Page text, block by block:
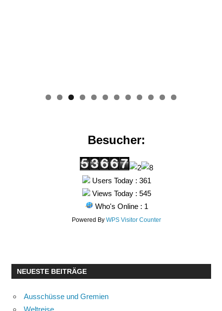
0 1 2
Besucher:
Users Today : 361
Views Today : 545
Who's Online : 1
Powered ByWPS Visitor Counter
NEUESTE BEITRÄGE
Ausschüsse und Gremien
Weltreise